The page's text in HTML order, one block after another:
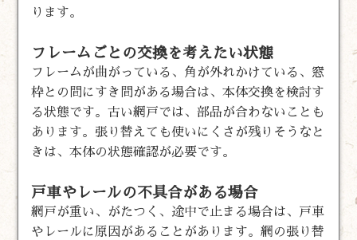
ります。
フレームごとの交換を考えたい状態
フレームが曲がっている、角が外れかけている、窓
枠との間にすき間がある場合は、本体交換を検討す
る状態です。古い網戸では、部品が合わないことも
あります。張り替えても使いにくさが残りそうなと
きは、本体の状態確認が必要です。
戸車やレールの不具合がある場合
網戸が重い、がたつく、途中で止まる場合は、戸車
やレールに原因があることがあります。網の張り替